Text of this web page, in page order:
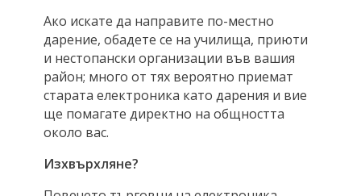
Ако искате да направите по-местно
дарение, обадете се на училища, приюти
и нестопански организации във вашия
район; много от тях вероятно приемат
старата електроника като дарения и вие
ще помагате директно на общността
около вас.
Изхвърхляне?